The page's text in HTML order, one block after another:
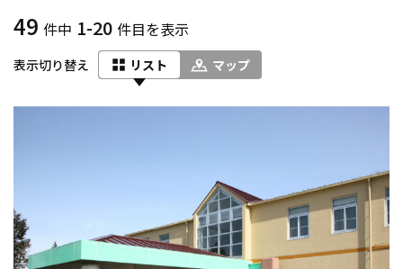
49 件中 1-20 件目を表示
表示切り替え リスト マップ